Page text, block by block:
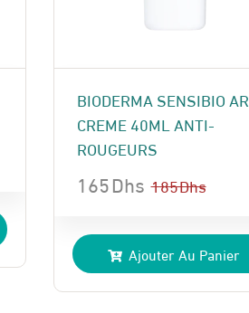
BIODERMA SENSIBIO AR
CREME 40ML ANTI-
ROUGEURS
185Dhs
prix
initial
était :
165Dhs
prix
actuel
est :
Ajouter Au Panier